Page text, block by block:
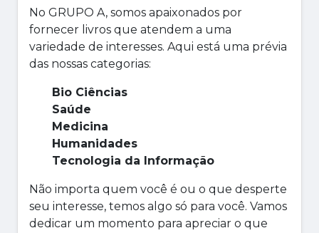
No GRUPO A, somos apaixonados por
fornecer livros que atendem a uma
variedade de interesses. Aqui está uma prévia
das nossas categorias:
Bio Ciências
Saúde
Medicina
Humanidades
Tecnologia da Informação
Não importa quem você é ou o que desperte
seu interesse, temos algo só para você. Vamos
dedicar um momento para apreciar o que